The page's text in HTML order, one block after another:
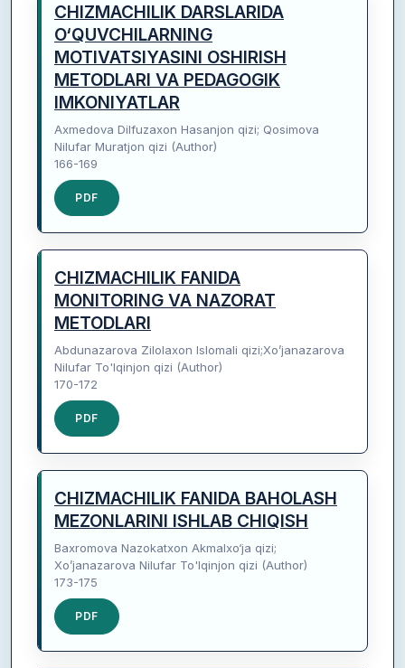
CHIZMACHILIK DARSLARIDA
O‘QUVCHILARNING
MOTIVATSIYASINI OSHIRISH
METODLARI VA PEDAGOGIK
IMKONIYATLAR
Axmedova Dilfuzaxon Hasanjon qizi; Qosimova
Nilufar Muratjon qizi (Author)
166-169
PDF
CHIZMACHILIK FANIDA
MONITORING VA NAZORAT
METODLARI
Abdunazarova Zilolaxon Islomali qizi;Xo’janazarova
Nilufar To'lqinjon qizi (Author)
170-172
PDF
CHIZMACHILIK FANIDA BAHOLASH
MEZONLARINI ISHLAB CHIQISH
Baxromova Nazokatxon Akmalxo‘ja qizi;
Xo’janazarova Nilufar To'lqinjon qizi (Author)
173-175
PDF